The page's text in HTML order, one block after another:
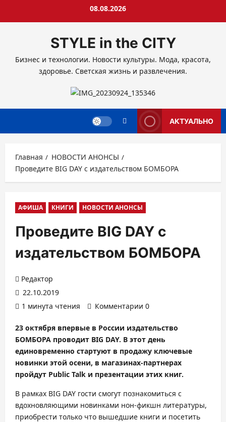
08.08.2026
STYLE in the CITY
Бизнес и технологии. Новости культуры. Мода, красота,
здоровье. Светская жизнь и развлечения.
АКТУАЛЬНО
Главная
НОВОСТИ АНОНСЫ
Проведите BIG DAY с издательством БОМБОРА
АФИША КНИГИ НОВОСТИ АНОНСЫ
Проведите BIG DAY с
издательством БОМБОРА
Редактор
22.10.2019
1 минута чтения
Комментарии 0
23 октября впервые в России издательство
БОМБОРА проводит BIG DAY. В этот день
единовременно стартуют в продажу ключевые
новинки этой осени, в магазинах-партнерах
пройдут Public Talk и презентации этих книг.
В рамках BIG DAY гости смогут познакомиться с
вдохновляющими новинками нон-фикшн литературы,
приобрести только что вышедшие книги и посетить